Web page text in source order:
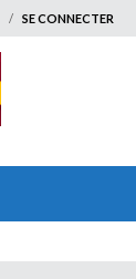
SE CONNECTER